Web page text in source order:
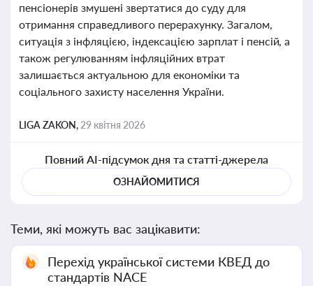
пенсіонерів змушені звертатися до суду для
отримання справедливого перерахунку. Загалом,
ситуація з інфляцією, індексацією зарплат і пенсій, а
також регулюванням інфляційних втрат
залишається актуальною для економіки та
соціального захисту населення України.
LIGA ZAKON, 29 квітня 2026
Повний AI-підсумок дня та статті-джерела
ОЗНАЙОМИТИСЯ
Теми, які можуть вас зацікавити:
Перехід української системи КВЕД до
стандартів NACE